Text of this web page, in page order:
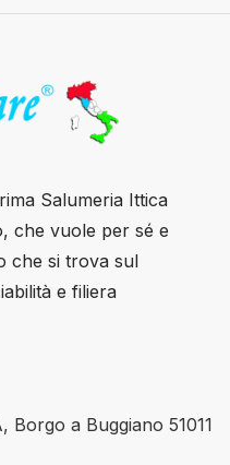
Salumeria Ittica
che vuole per sé e
che si trova sul
e filiera
Borgo a Buggiano 51011